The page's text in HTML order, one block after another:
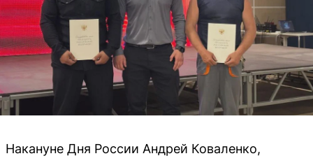
Накануне Дня России Андрей Коваленко,